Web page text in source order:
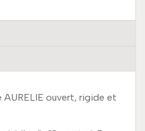
ouvert, rigide et